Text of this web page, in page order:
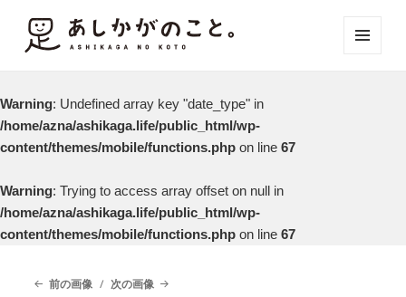
Warning: Undefined array key "date_type" in
/home/azna/ashikaga.life/public_html/wp-
content/themes/mobile/functions.php on line 67
Warning: Trying to access array offset on null in
/home/azna/ashikaga.life/public_html/wp-
content/themes/mobile/functions.php on line 67
前の画像 次の画像